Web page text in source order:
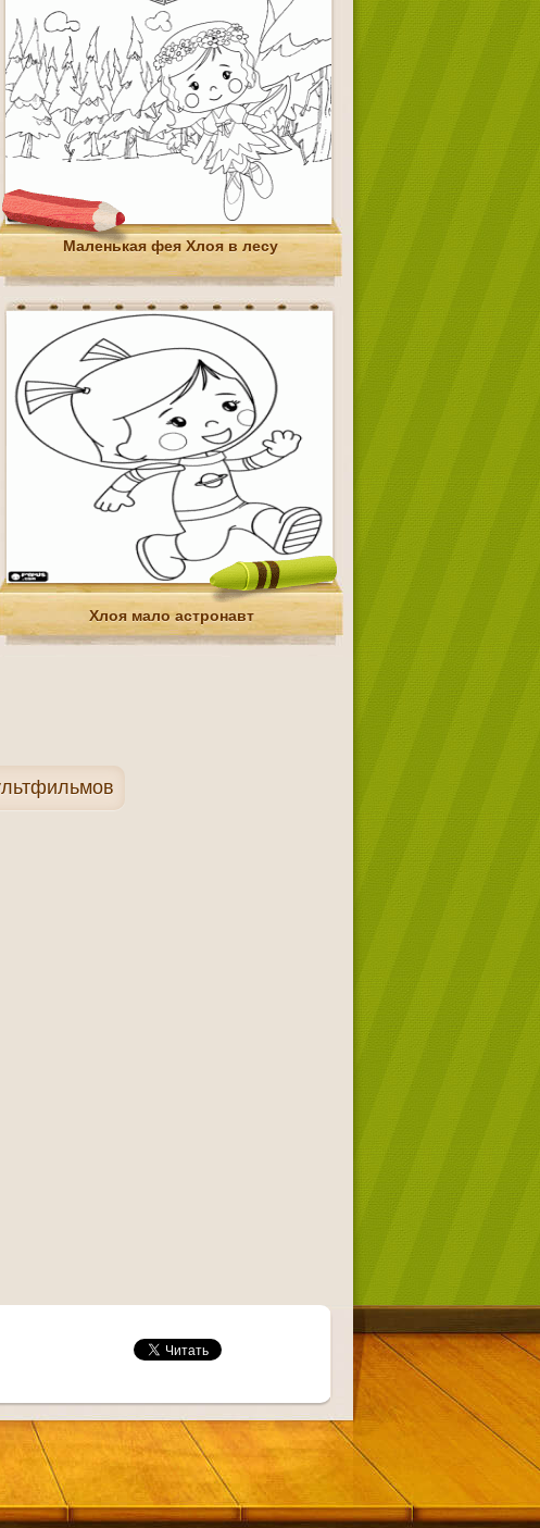
Маленькая фея Хлоя в лесу
Хлоя мало астронавт